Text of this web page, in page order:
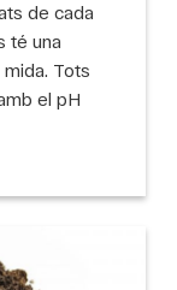
de cada
té una
Tots
el pH